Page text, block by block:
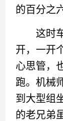
的百分之
这时车
开，一开
心思管，
跑。机械
到大型组
的老兄弟